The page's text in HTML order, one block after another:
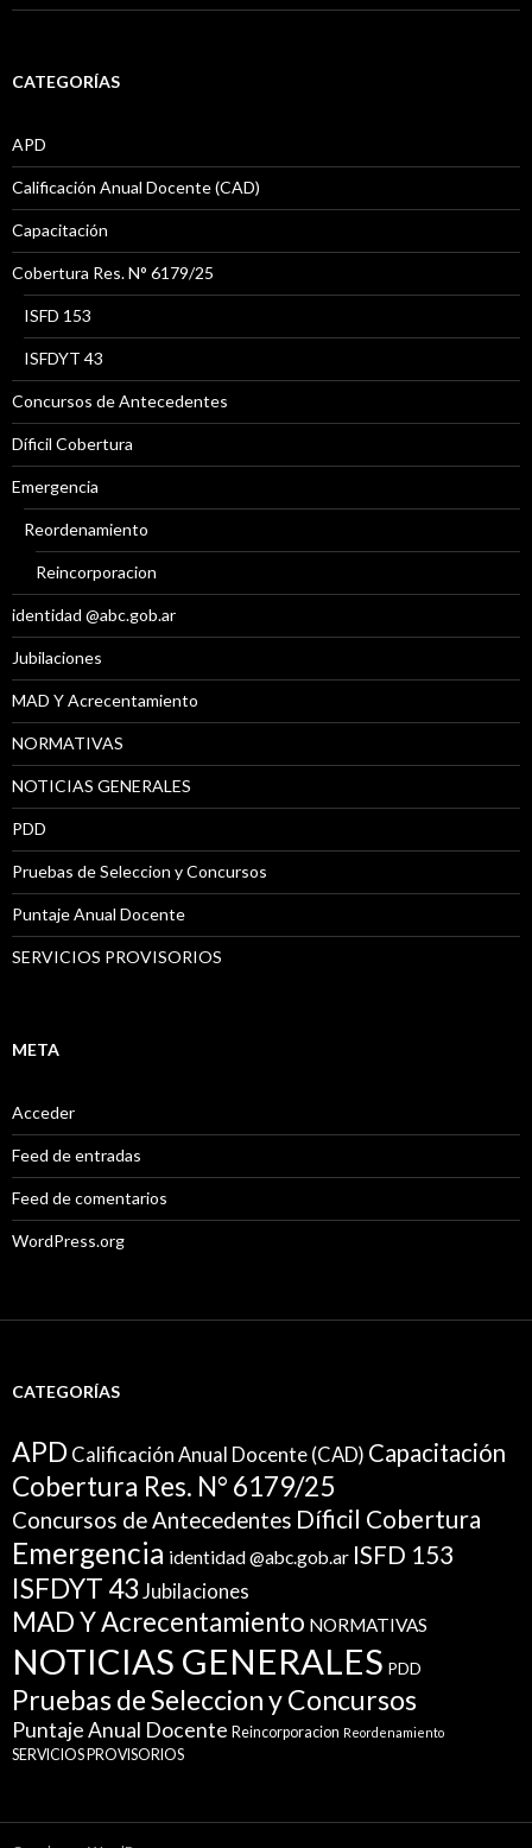
CATEGORÍAS
APD
Calificación Anual Docente (CAD)
Capacitación
Cobertura Res. N° 6179/25
ISFD 153
ISFDYT 43
Concursos de Antecedentes
Díficil Cobertura
Emergencia
Reordenamiento
Reincorporacion
identidad @abc.gob.ar
Jubilaciones
MAD Y Acrecentamiento
NORMATIVAS
NOTICIAS GENERALES
PDD
Pruebas de Seleccion y Concursos
Puntaje Anual Docente
SERVICIOS PROVISORIOS
META
Acceder
Feed de entradas
Feed de comentarios
WordPress.org
CATEGORÍAS
APD Calificación Anual Docente (CAD) Capacitación
Cobertura Res. N° 6179/25
Concursos de Antecedentes Díficil Cobertura
Emergencia identidad @abc.gob.ar ISFD 153
ISFDYT 43 Jubilaciones
MAD Y Acrecentamiento NORMATIVAS
NOTICIAS GENERALES PDD
Pruebas de Seleccion y Concursos
Puntaje Anual Docente Reincorporacion Reordenamiento
SERVICIOS PROVISORIOS